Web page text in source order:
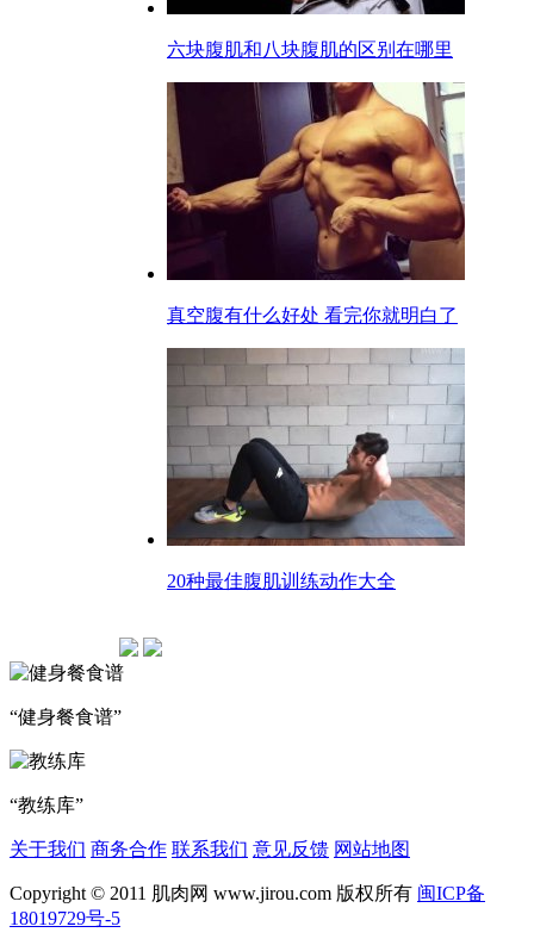
六块腹肌和八块腹肌的区别在哪里
真空腹有什么好处 看完你就明白了
20种最佳腹肌训练动作大全
“健身餐食谱”
“教练库”
关于我们 商务合作 联系我们 意见反馈 网站地图
Copyright © 2011 肌肉网 www.jirou.com 版权所有 闽ICP备
18019729号-5